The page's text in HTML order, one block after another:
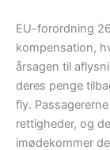
EU-forordning
kompensation,
årsagen til
deres penge
fly.
rettigheder, og
imødekommer